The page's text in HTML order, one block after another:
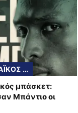
ΠΑΝΑΘΗΝΑΪΚΟΣ ΜΠΑΣΚΕΤ
μπάσκετ:
Μπάντιο οι